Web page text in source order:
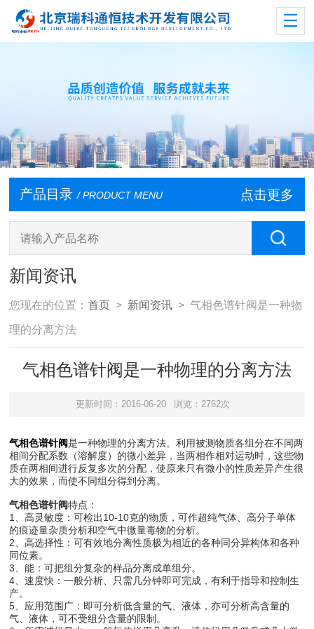
产品目录 / PRODUCT MENU 点击更多
新闻资讯
您现在的位置：首页 > 新闻资讯 > 气相色谱针阀是一种物
理的分离方法
气相色谱针阀是一种物理的分离方法
更新时间：2016-06-20 浏览：2762次
气相色谱针阀是一种物理的分离方法。利用被测物质各组分在不同两
相间分配系数（溶解度）的微小差异，当两相作相对运动时，这些物
质在两相间进行反复多次的分配，使原来只有微小的性质差异产生很
大的效果，而使不同组分得到分离。
气相色谱针阀特点：
1、高灵敏度：可检出10-10克的物质，可作超纯气体、高分子单体
的痕迹量杂质分析和空气中微量毒物的分析。
2、高选择性：可有效地分离性质极为相近的各种同分异构体和各种
同位素。
3、能：可把组分复杂的样品分离成单组分。
4、速度快：一般分析、只需几分钟即可完成，有利于指导和控制生
产。
5、应用范围广：即可分析低含量的气、液体，亦可分析高含量的
气、液体，可不受组分含量的限制。